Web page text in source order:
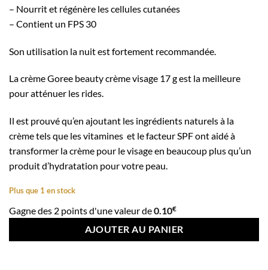
– Nourrit et régénère les cellules cutanées
– Contient un FPS 30
Son utilisation la nuit est fortement recommandée.
La crème Goree beauty crème visage 17 g est la meilleure
pour atténuer les rides.
Il est prouvé qu’en ajoutant les ingrédients naturels à la
crème tels que les vitamines et le facteur SPF ont aidé à
transformer la crème pour le visage en beaucoup plus qu’un
produit d’hydratation pour votre peau.
Plus que 1 en stock
Gagne des 2 points d'une valeur de0.10€
AJOUTER AU PANIER